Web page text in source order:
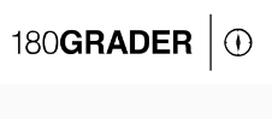
Oversigt